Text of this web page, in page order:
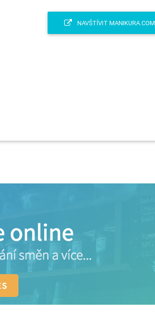
NAVŠTÍVIT MANIKURA.COM